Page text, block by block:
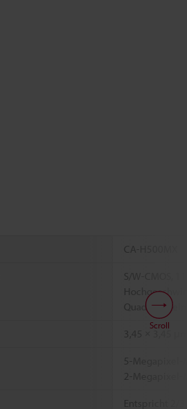
CA-H500MX
S/W-CMOS,
Quadratpixeln
3,45 × 3,45
5-Megapixel-
2-Megapixel-
Entspricht 2/
Scroll